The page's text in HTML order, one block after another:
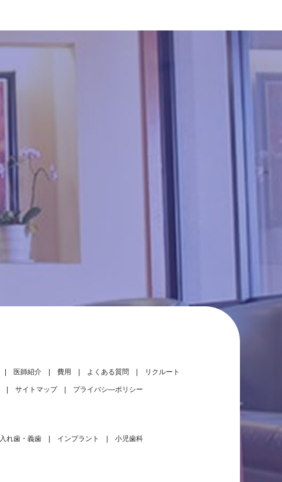
医師紹介 費用 よくある質問 リクルート
サイトマップ プライバシ―ポリシー
入れ歯・義歯 インプラント 小児歯科